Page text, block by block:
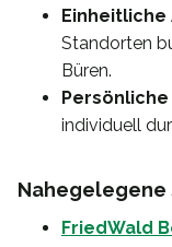
Einheitliche
Standorten
Büren.
individuell
Nahegelegene
FriedWald